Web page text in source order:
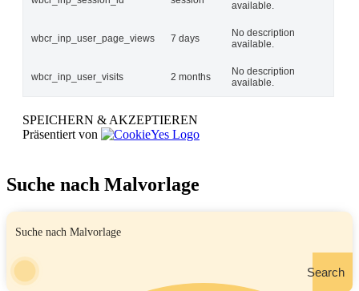
available.
wbcr_inp_user_page_views 7 days
No description
available.
wbcr_inp_user_visits 2 months
No description
available.
SPEICHERN & AKZEPTIEREN
Präsentiert von
Suche nach Malvorlage
Search